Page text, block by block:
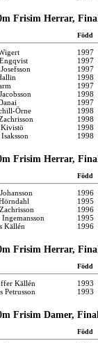
Frisim Herrar,
Född
1997
1997
1997
1998
1997
1998
1997
Örne
1998
1998
1998
1998
Frisim Herrar,
Född
1996
1995
1996
Ingemansson
1995
Källén 1996
Frisim Herrar,
Född
Källén
1993
Petrusson 1993
Frisim Damer,
Född